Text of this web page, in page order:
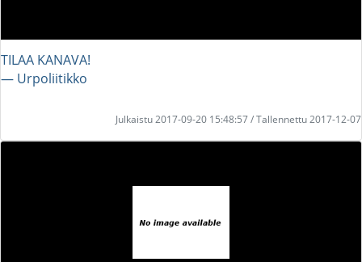
TILAA KANAVA!
― Urpoliitikko
Julkaistu 2017-09-20 15:48:57 / Tallennettu 2017-12-07